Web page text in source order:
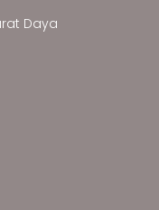
Daya